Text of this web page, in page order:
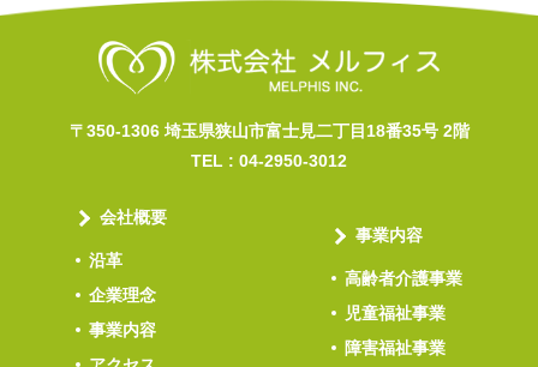
〒350-1306 埼玉県狭山市富士見二丁目18番35号 2階
TEL : 04-2950-3012
会社概要
沿革
企業理念
事業内容
事業内容
高齢者介護事業
児童福祉事業
障害福祉事業